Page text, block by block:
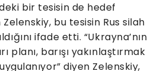
bir tesisin de hedef
Zelenskiy, bu tesisin Rus silah
ifade etti. “Ukrayna’nın
planı, barışı yakınlaştırmak
diyen Zelenskiy,